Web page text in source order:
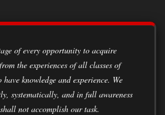
the experiences of all classes of
knowledge and experience. We
systematically, and in full awareness
not accomplish our task.